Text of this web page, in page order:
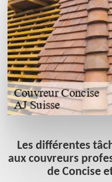
Les différentes
aux couvreurs
de Concise